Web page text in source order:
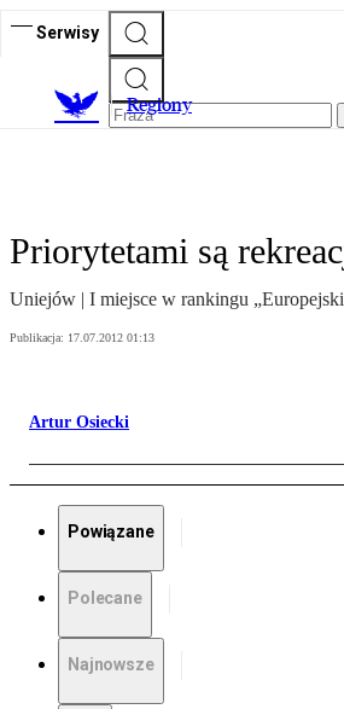
Serwisy
Regiony
Priorytetami są
Uniejów | I miejsce w rankingu
Publikacja: 17.07.2012 01:13
Artur Osiecki
Powiązane
Polecane
Najnowsze